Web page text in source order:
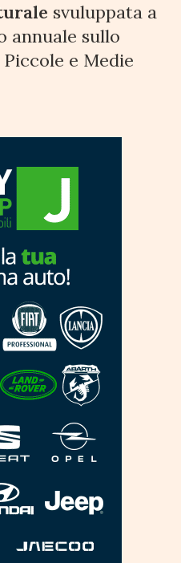
svuluppata a
annuale sullo
e Medie